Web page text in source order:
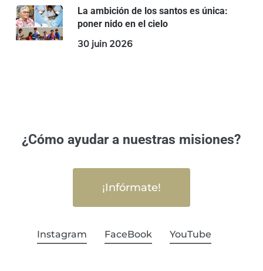
La ambición de los santos es única:
poner nido en el cielo
30 juin 2026
¿Cómo ayudar a nuestras misiones?
¡Infórmate!
Instagram FaceBook YouTube